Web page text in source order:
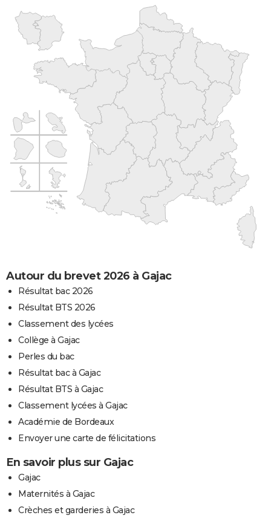
Autour du brevet 2026 à Gajac
Résultat bac 2026
Résultat BTS 2026
Classement des lycées
Collège à Gajac
Perles du bac
Résultat bac à Gajac
Résultat BTS à Gajac
Classement lycées à Gajac
Académie de Bordeaux
Envoyer une carte de félicitations
En savoir plus sur Gajac
Gajac
Maternités à Gajac
Crèches et garderies à Gajac